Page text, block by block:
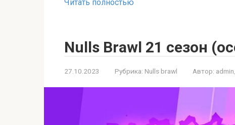
Читать полностью
Nulls Brawl 21 сезон
27.10.2023 Рубрика: Nulls brawl Автор: